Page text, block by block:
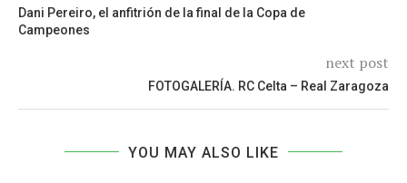
Dani Pereiro, el anfitrión de la final de la Copa de
Campeones
next post
FOTOGALERÍA. RC Celta – Real Zaragoza
YOU MAY ALSO LIKE